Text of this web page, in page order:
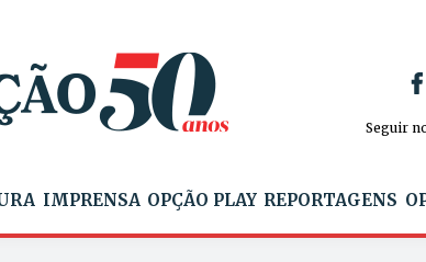
Seguir
IMPRENSA OPÇÃO PLAY REPORTAGENS